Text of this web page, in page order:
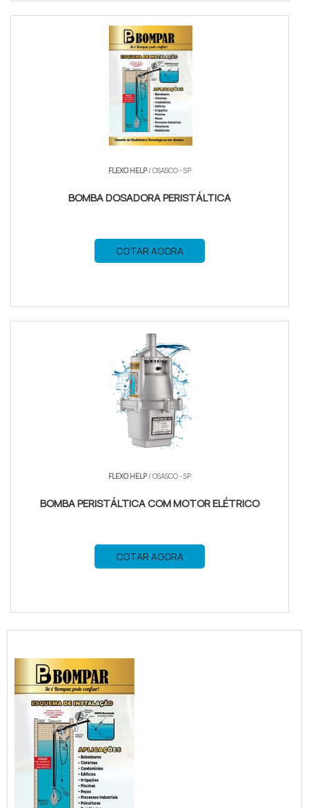
FLEXO HELP/ OSASCO - SP
BOMBA DOSADORA PERISTÁLTICA
COTAR AGORA
FLEXO HELP/ OSASCO - SP
BOMBA PERISTÁLTICA COM MOTOR ELÉTRICO
COTAR AGORA